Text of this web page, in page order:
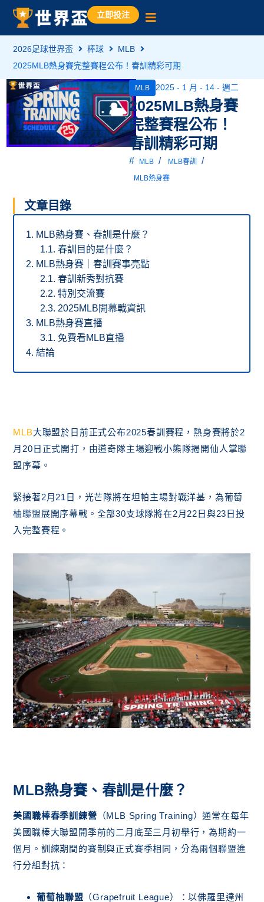
立即投注
2026足球世界盃 棒球
MLB
2025MLB熱身賽完整賽程公布！春訓精彩可期
MLB 2025 - 1 月 - 14 - 週二
2025MLB熱身賽
完整賽程公布！
春訓精彩可期
# MLB / MLB春訓 /
MLB熱身賽
文章目錄
MLB熱身賽、春訓是什麼？
春訓目的是什麼？
MLB熱身賽｜春訓賽事亮點
春訓新秀對抗賽
特別交流賽
2025MLB開幕戰資訊
MLB熱身賽直播
免費看MLB直播
結論
MLB大聯盟於日前正式公布2025春訓賽程，熱身賽將於2
月20日正式開打，由道奇隊主場迎戰小熊隊揭開仙人掌聯
盟序幕。
緊接著2月21日，光芒隊將在坦帕主場對戰洋基，為葡萄
柚聯盟展開序幕戰。全部30支球隊將在2月22日與23日投
入完整賽程。
MLB熱身賽、春訓是什麼？
美國職棒春季訓練營 （MLB Spring Training）通常在每年
美國職棒大聯盟開季前的二月底至三月初舉行，為期約一
個月。訓練期間的賽制與正式賽季相同，分為兩個聯盟進
行分組對抗：
葡萄柚聯盟 （Grapefruit League）：以佛羅里達州